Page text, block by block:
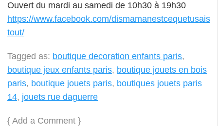
Ouvert du mardi au samedi de 10h30 à 19h30
https://www.facebook.com/dismamanestcequetusais
tout/
Tagged as: boutique decoration enfants paris,
boutique jeux enfants paris, boutique jouets en bois
paris, boutique jouets paris, boutiques jouets paris
14, jouets rue daguerre
{ Add a Comment }